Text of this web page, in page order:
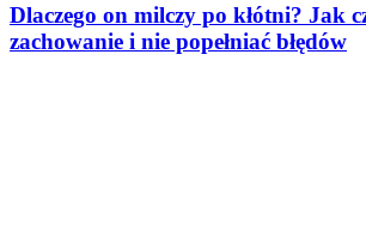
Dlaczego on milczy po kłótni? Jak
zachowanie i nie popełniać błędów